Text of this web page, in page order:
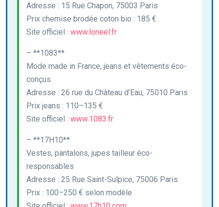
Adresse : 15 Rue Chapon, 75003 Paris
Prix chemise brodée coton bio : 185 €
Site officiel : www.loneel.fr
– **1083**
Mode made in France, jeans et vêtements éco-
conçus
Adresse : 26 rue du Château d’Eau, 75010 Paris
Prix jeans : 110–135 €
Site officiel : www.1083.fr
– **17H10**
Vestes, pantalons, jupes tailleur éco-
responsables
Adresse : 25 Rue Saint-Sulpice, 75006 Paris
Prix : 100–250 € selon modèle